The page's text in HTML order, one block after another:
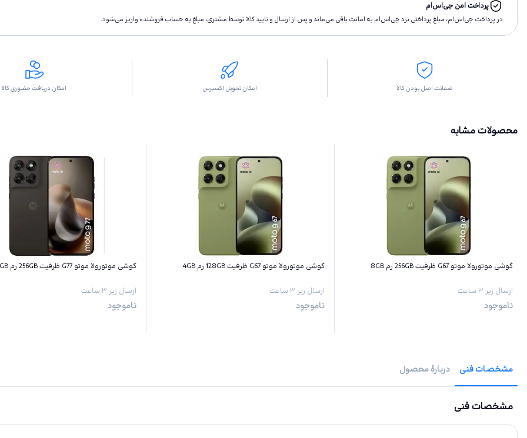
پرداخت امن جی‌اس‌ام
در پرداخت جی‌اس‌ام، مبلغ پرداختى نزد جی‌اس‌ام به امانت باقى مى‌ماند و پس از ارسال و تاييد كالا توسط مشتری، مبلغ به حساب فروشنده واريز مى‌شود.
ضمانت اصل بودن کالا امکان تحویل اکسپرس امکان دریافت حضوری کالا
محصولات مشابه
گوشی موتورولا موتو G67 ظرفیت 256GB رم 8GB
ارسال زیر ۳ ساعت
ناموجود
گوشی موتورولا موتو G67 ظرفیت 128GB رم 4GB
ارسال زیر ۳ ساعت
ناموجود
گوشی موتورولا موتو G77 ظرفیت 256GB رم 8GB
ارسال زیر ۳ ساعت
ناموجود
مشخصات فنی دربارهٔ محصول
مشخصات فنی